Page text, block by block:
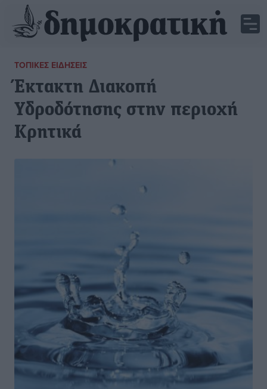
ΤΟΠΙΚΈΣ ΕΙΔΉΣΕΙΣ
Έκτακτη Διακοπή
Υδροδότησης στην περιοχή
Κρητικά